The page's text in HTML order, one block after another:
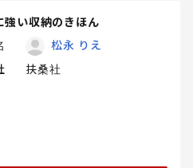
強い収納のきほん
松永 りえ
扶桑社